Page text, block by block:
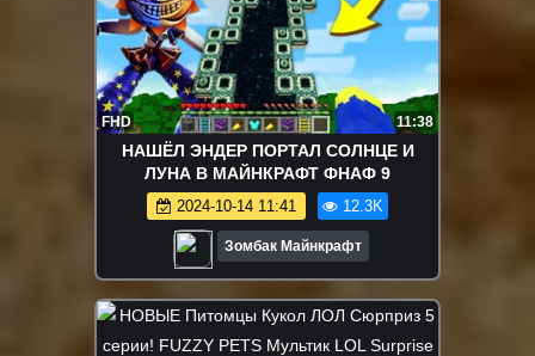
FHD 11:38
НАШЁЛ ЭНДЕР ПОРТАЛ СОЛНЦЕ И
ЛУНА В МАЙНКРАФТ ФНАФ 9
2024-10-14 11:41 12.3K
Зомбак Майнкрафт